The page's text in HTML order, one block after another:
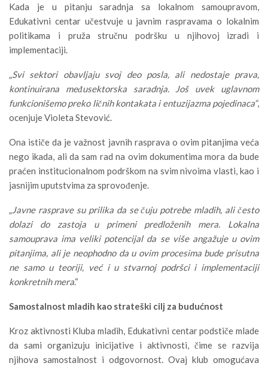
Kada je u pitanju saradnja sa lokalnom samoupravom,
Edukativni centar učestvuje u javnim raspravama o lokalnim
politikama i pruža stručnu podršku u njihovoj izradi i
implementaciji.
„Svi sektori obavljaju svoj deo posla, ali nedostaje prava,
kontinuirana međusektorska saradnja. Još uvek uglavnom
funkcionišemo preko ličnih kontakata i entuzijazma pojedinaca“,
ocenjuje Violeta Stevović.
Ona ističe da je važnost javnih rasprava o ovim pitanjima veća
nego ikada, ali da sam rad na ovim dokumentima mora da bude
praćen institucionalnom podrškom na svim nivoima vlasti, kao i
jasnijim uputstvima za sprovođenje.
„Javne rasprave su prilika da se čuju potrebe mladih, ali često
dolazi do zastoja u primeni predloženih mera. Lokalna
samouprava ima veliki potencijal da se više angažuje u ovim
pitanjima, ali je neophodno da u ovim procesima bude prisutna
ne samo u teoriji, već i u stvarnoj podršci i implementaciji
konkretnih mera.“
Samostalnost mladih kao strateški cilj za budućnost
Kroz aktivnosti Kluba mladih, Edukativni centar podstiče mlade
da sami organizuju inicijative i aktivnosti, čime se razvija
njihova samostalnost i odgovornost. Ovaj klub omogućava